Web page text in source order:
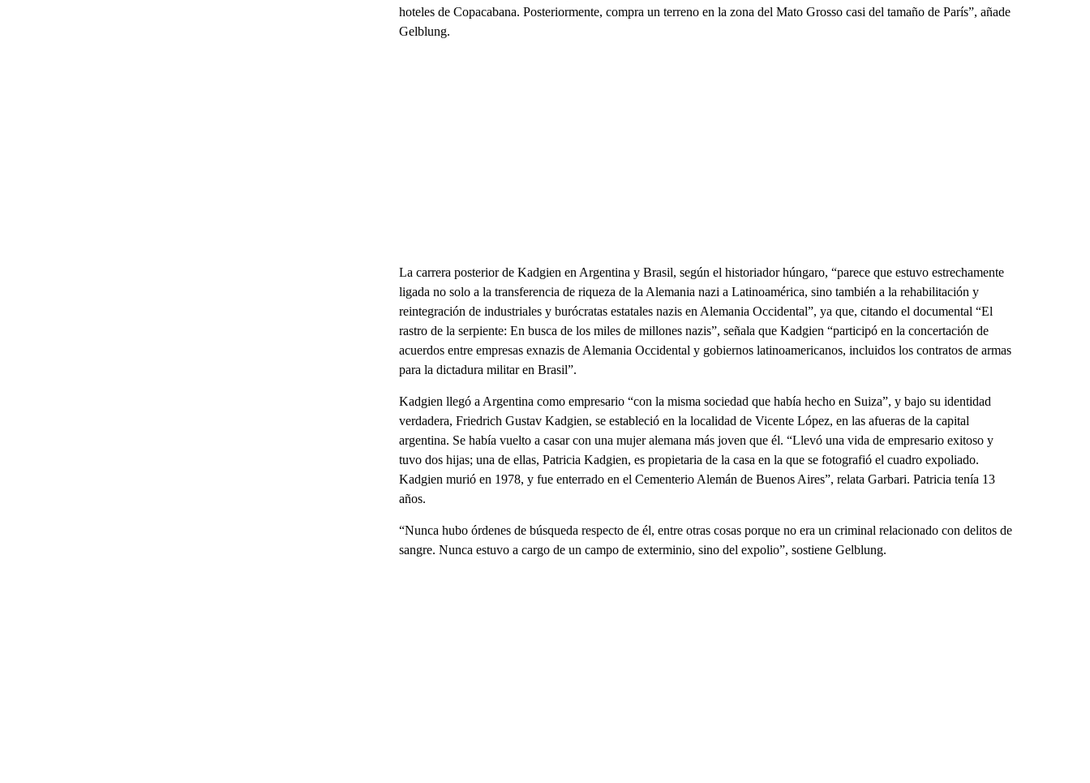
hoteles de Copacabana. Posteriormente, compra un terreno en la zona del Mato Grosso casi del tamaño de París”, añade
Gelblung.
La carrera posterior de Kadgien en Argentina y Brasil, según el historiador húngaro, “parece que estuvo estrechamente
ligada no solo a la transferencia de riqueza de la Alemania nazi a Latinoamérica, sino también a la rehabilitación y
reintegración de industriales y burócratas estatales nazis en Alemania Occidental”, ya que, citando el documental “El
rastro de la serpiente: En busca de los miles de millones nazis”, señala que Kadgien “participó en la concertación de
acuerdos entre empresas exnazis de Alemania Occidental y gobiernos latinoamericanos, incluidos los contratos de armas
para la dictadura militar en Brasil”.
Kadgien llegó a Argentina como empresario “con la misma sociedad que había hecho en Suiza”, y bajo su identidad
verdadera, Friedrich Gustav Kadgien, se estableció en la localidad de Vicente López, en las afueras de la capital
argentina. Se había vuelto a casar con una mujer alemana más joven que él. “Llevó una vida de empresario exitoso y
tuvo dos hijas; una de ellas, Patricia Kadgien, es propietaria de la casa en la que se fotografió el cuadro expoliado.
Kadgien murió en 1978, y fue enterrado en el Cementerio Alemán de Buenos Aires”, relata Garbari. Patricia tenía 13
años.
“Nunca hubo órdenes de búsqueda respecto de él, entre otras cosas porque no era un criminal relacionado con delitos de
sangre. Nunca estuvo a cargo de un campo de exterminio, sino del expolio”, sostiene Gelblung.